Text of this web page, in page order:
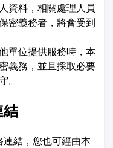
資料，相關處理人員
密義務者，將會受到
單位提供服務時，本
義務，並且採取必要
。
結
結，您也可經由本